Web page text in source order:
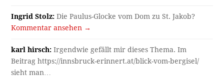
Ingrid Stolz: Die Paulus-Glocke vom Dom zu St. Jakob?
Kommentar ansehen →
karl hirsch: Irgendwie gefällt mir dieses Thema. Im
Beitrag https://innsbruck-erinnert.at/blick-vom-bergisel/
sieht man…